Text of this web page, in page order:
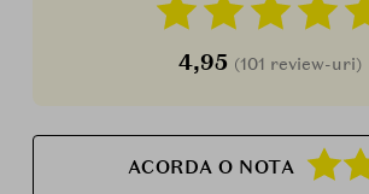
4,95 (101 review-uri)
ACORDA O NOTA